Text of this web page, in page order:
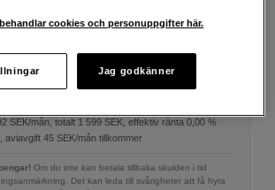
Lägg i kundvagn
SEK/mån, totalt 1 599 SEK, effektiv ränta 0,00 %
aviavgift 45 SEK/mån tillkommer
Om du inte kan betala tillbaka skulden i tid
Det kan leda till svårigheter att få hyra
cookies och personuppgifter här.
Jag godkänner